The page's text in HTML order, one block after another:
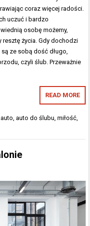
coraz więcej radości.
uczuć i bardzo
osobę możemy,
resztę życia. Gdy dochodzi
ze sobą dość długo,
czyli ślub. Przeważnie
READ MORE
auto,auto do ślubu,miłość,